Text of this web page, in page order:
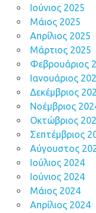
Ιούνιος 2025
Μάιος 2025
Απρίλιος 2025
Μάρτιος 2025
Φεβρουάριος
Ιανουάριος
Δεκέμβριος
Νοέμβριος
Οκτώβριος
Σεπτέμβριος
Αύγουστος
Ιούλιος 2024
Ιούνιος 2024
Μάιος 2024
Απρίλιος 2024